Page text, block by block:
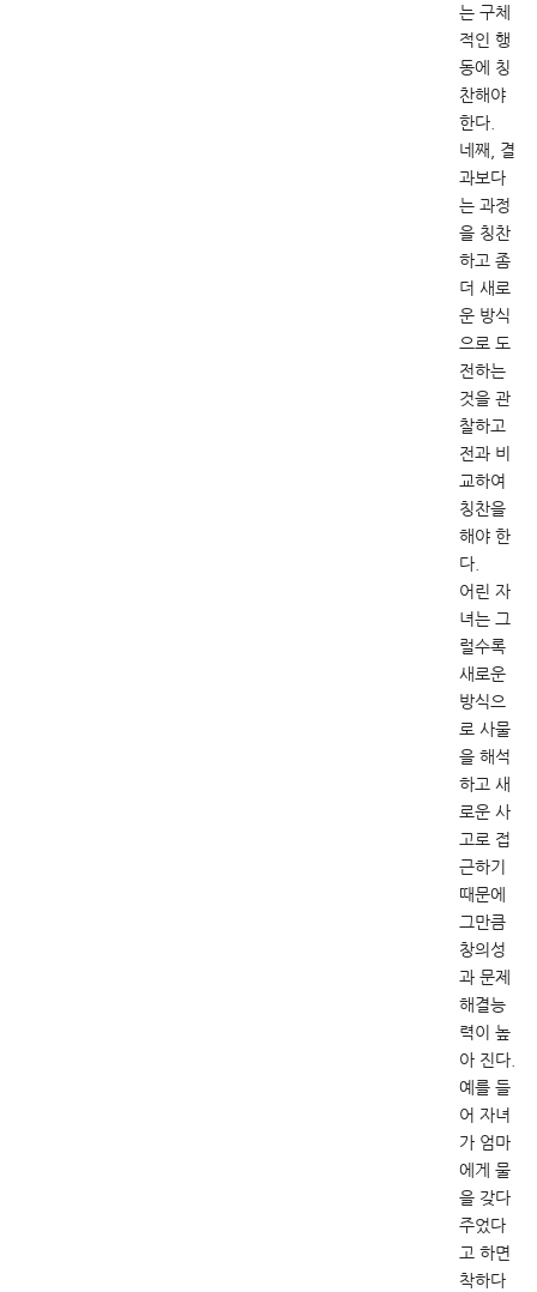
는 구체
적인 행
동에 칭
찬해야
한다.
네째, 결
과보다
는 과정
을 칭찬
하고 좀
더 새로
운 방식
으로 도
전하는
것을 관
찰하고
전과 비
교하여
칭찬을
해야 한
다.
어린 자
녀는 그
럴수록
새로운
방식으
로 사물
을 해석
하고 새
로운 사
고로 접
근하기
때문에
그만큼
창의성
과 문제
해결능
력이 높
아 진다.
예를 들
어 자녀
가 엄마
에게 물
을 갖다
주었다
고 하면
착하다